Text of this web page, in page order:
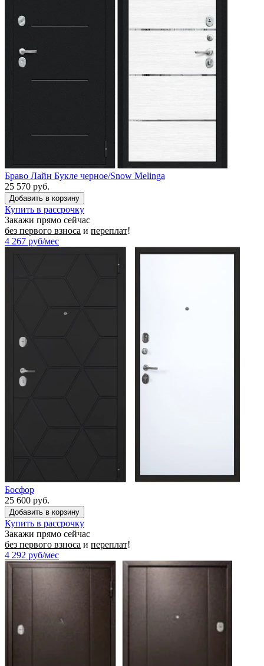
Браво Лайн Букле черное/Snow Melinga
25 570 руб.
Купить в рассрочку
Закажи прямо сейчас
без первого взноса и переплат!
4 267 руб/мес
Босфор
25 600 руб.
Купить в рассрочку
Закажи прямо сейчас
без первого взноса и переплат!
4 292 руб/мес